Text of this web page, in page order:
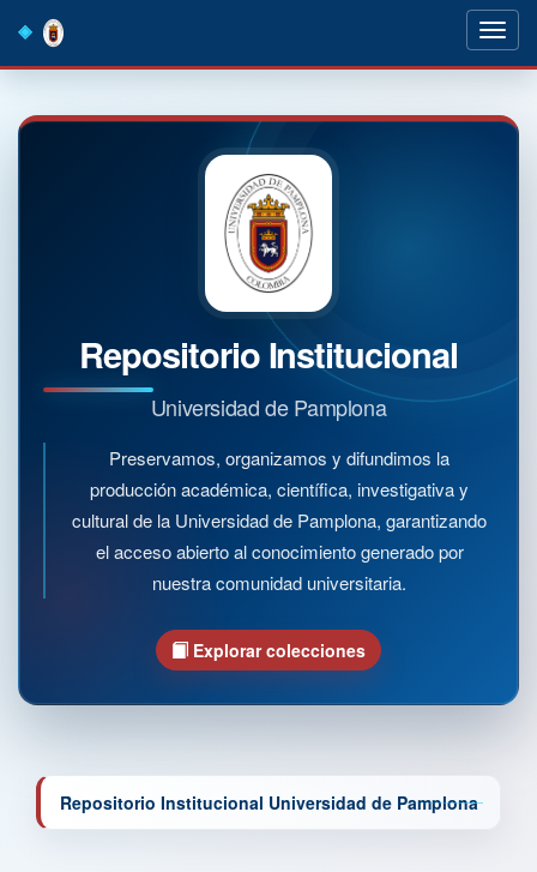
navigation
Repositorio Institucional
Universidad de Pamplona
Preservamos, organizamos y difundimos la
producción académica, científica, investigativa y
cultural de la Universidad de Pamplona, garantizando
el acceso abierto al conocimiento generado por
nuestra comunidad universitaria.
Explorar colecciones
Repositorio Institucional Universidad de Pamplona